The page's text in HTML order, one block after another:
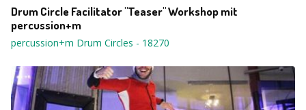
Drum Circle Facilitator "Teaser" Workshop mit
percussion+m
percussion+m Drum Circles - 18270